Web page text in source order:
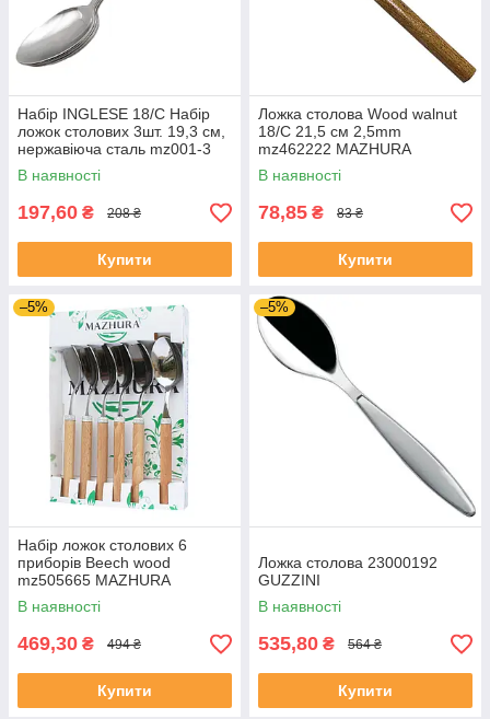
Набір INGLESE 18/C Набір
ложок столових 3шт. 19,3 см,
нержавіюча сталь mz001-3
MAZHURA
В наявності
197,60 ₴ 208 ₴
Купити
Ложка столова Wood walnut
18/C 21,5 см 2,5mm
mz462222 MAZHURA
В наявності
78,85 ₴ 83 ₴
Купити
–5%
Набір ложок столових 6
приборів Beech wood
mz505665 MAZHURA
В наявності
469,30 ₴ 494 ₴
Купити
–5%
Ложка столова 23000192
GUZZINI
В наявності
535,80 ₴ 564 ₴
Купити